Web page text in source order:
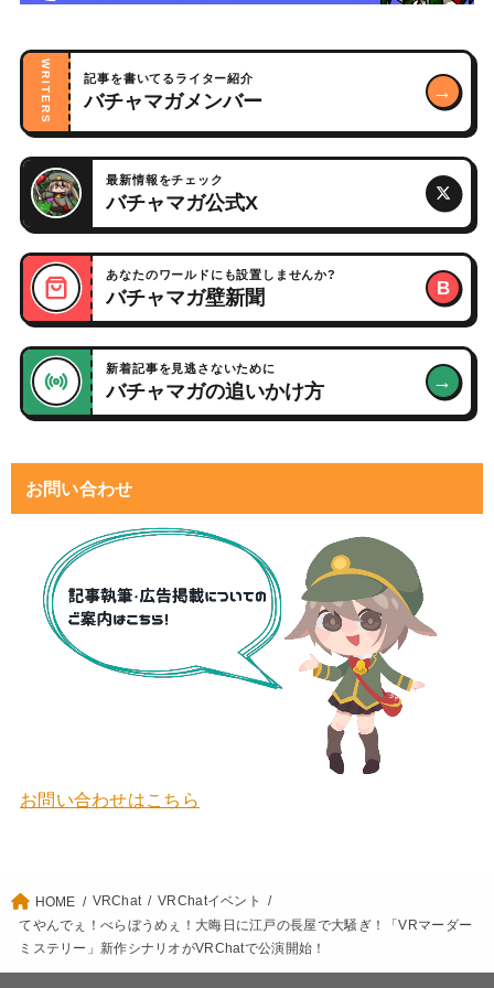
WRITERS 記事を書いてるライター紹介
バチャマガメンバー →
最新情報をチェック
バチャマガ公式X
あなたのワールドにも設置しませんか?
バチャマガ壁新聞 B
新着記事を見逃さないために
バチャマガの追いかけ方 →
お問い合わせ
お問い合わせはこちら
HOME VRChat
VRChatイベント
てやんでぇ！べらぼうめぇ！大晦日に江戸の長屋で大騒ぎ！「VRマーダー
ミステリー」新作シナリオがVRChatで公演開始！